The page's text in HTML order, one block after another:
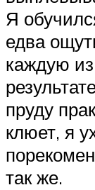
Я
едва
каждую
пруду
клюет, я
так же.